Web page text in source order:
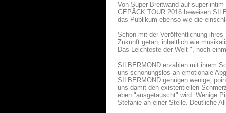
Von Super-Breitwand auf super-
GEPÄCK TOUR 2016 beweisen
das Publikum ebenso wie die
Schon mit der Veröffentlichung
Zukunft getan, inhaltlich wie
Das Leichteste der Welt ", noch
SILBERMOND erzählen mit ihrem
uns schonungslos an emotionale
SILBERMOND genügen wenige,
uns damit den existentiellen
eben "ausgetauscht" wird. Wenige
Stefanie an einer Stelle. Deutliche